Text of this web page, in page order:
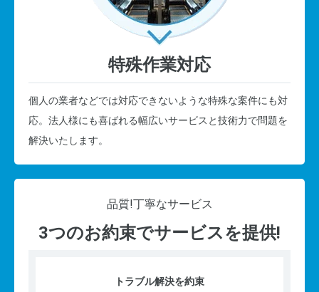
特殊作業対応
個人の業者などでは対応できないような特殊な案件にも対
応。法人様にも喜ばれる幅広いサービスと技術力で問題を
解決いたします。
品質!丁寧なサービス
3つのお約束でサービスを提供!
トラブル解決を約束